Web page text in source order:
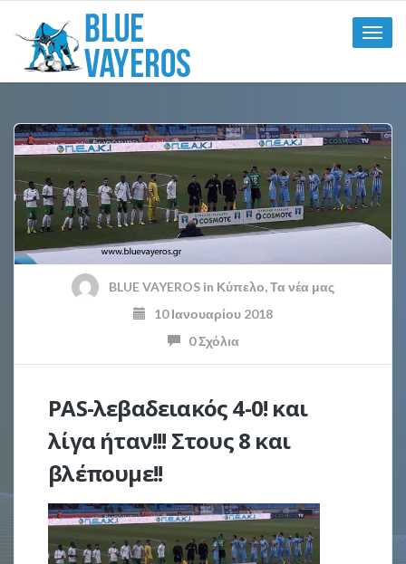
Toggle
BLUE VAYEROS in Κύπελο,Τα νέα μας
10 Ιανουαρίου 2018
0 Σχόλια
PAS-λεβαδειακός 4-0! και
λίγα ήταν!!! Στους 8 και
βλέπουμε!!